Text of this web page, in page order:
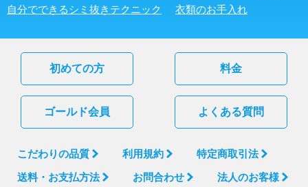
自分でできるシミ抜きテクニック
衣類のお手入れ
初めての方 料金
ゴールド会員 よくある質問
こだわりの品質 利用規約
特定商取引法
送料・お支払方法
お問合わせ 法人のお客様